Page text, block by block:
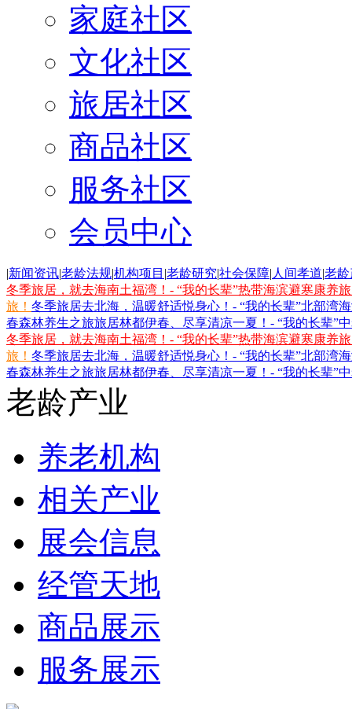
家庭社区
文化社区
旅居社区
商品社区
服务社区
会员中心
|新闻资讯|老龄法规|机构项目 |老龄研究|社会保障| 人间孝道|老
冬季旅居，就去海南土福湾！- “我的长辈”热带海滨避寒康养
旅！ 冬季旅居去北海，温暖舒适悦身心！- “我的长辈”北部湾
春森林养生之旅旅居林都伊春、尽享清凉一夏！- “我的长辈”
冬季旅居，就去海南土福湾！- “我的长辈”热带海滨避寒康养
旅！ 冬季旅居去北海，温暖舒适悦身心！- “我的长辈”北部湾
春森林养生之旅旅居林都伊春、尽享清凉一夏！- “我的长辈”
老龄产业
养老机构
相关产业
展会信息
经管天地
商品展示
服务展示